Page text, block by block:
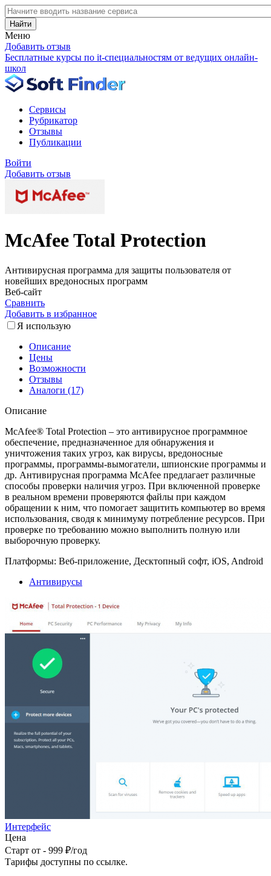
Найти
Меню
Добавить отзыв
Бесплатные курсы по it-специальностям от ведущих онлайн-
школ
Сервисы
Рубрикатор
Отзывы
Публикации
Войти
Добавить отзыв
McAfee Total Protection
Антивирусная программа для защиты пользователя от
новейших вредоносных программ
Веб-сайт
Сравнить
Добавить в избранное
Я использую
Описание
Цены
Возможности
Отзывы
Аналоги (17)
Описание
McAfee® Total Protection – это антивирусное программное
обеспечение, предназначенное для обнаружения и
уничтожения таких угроз, как вирусы, вредоносные
программы, программы-вымогатели, шпионские программы и
др. Антивирусная программа McAfee предлагает различные
способы проверки наличия угроз. При включенной проверке
в реальном времени проверяются файлы при каждом
обращении к ним, что помогает защитить компьютер во время
использования, сводя к минимуму потребление ресурсов. При
проверке по требованию можно выполнить полную или
выборочную проверку.
Платформы: Веб-приложение, Десктопный софт, iOS, Android
Антивирусы
Интерфейс
Цена
Старт от - 999 ₽/год
Тарифы доступны по ссылке.